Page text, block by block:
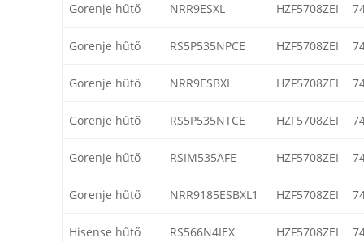
Gorenje hűtő NRR9ESXL HZF5708ZEI
Gorenje hűtő RS5P535NPCE HZF5708ZEI
Gorenje hűtő NRR9ESBXL HZF5708ZEI
Gorenje hűtő RS5P535NTCE HZF5708ZEI
Gorenje hűtő RSIM535AFE HZF5708ZEI
Gorenje hűtő NRR9185ESBXL1 HZF5708ZEI
Hisense hűtő RS566N4IEX HZF5708ZEI